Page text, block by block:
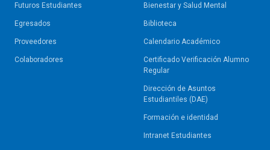
Futuros Estudiantes
Egresados
Proveedores
Colaboradores
Bienestar y Salud Mental
Biblioteca
Calendario Académico
Certificado Verificación Alumno
Regular
Dirección de Asuntos
Estudiantiles (DAE)
Formación e identidad
Intranet Estudiantes